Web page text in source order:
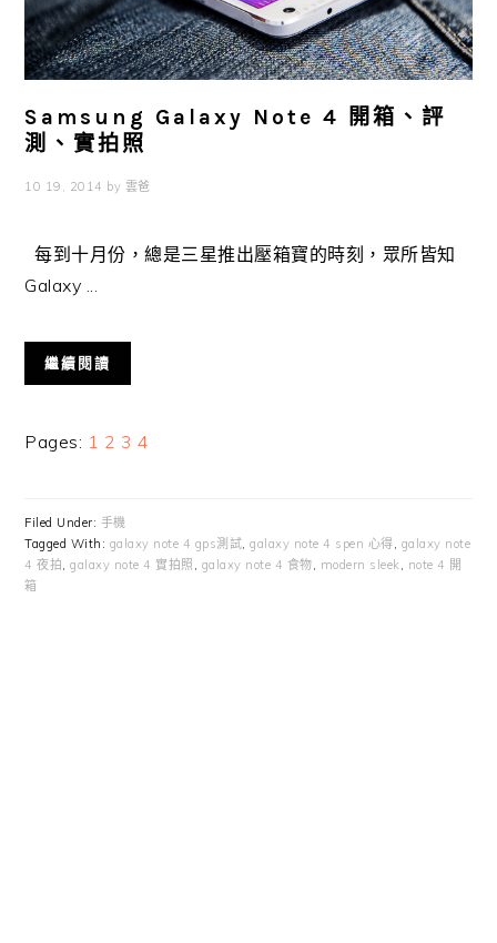
Samsung Galaxy Note 4 開箱、評
測、實拍照
10 19, 2014 by 雲爸
每到十月份，總是三星推出壓箱寶的時刻，眾所皆知
Galaxy ...
繼續閱讀
Pages: Page
1 Page
2 Page
3 Page
4
Filed Under: 手機
Tagged With: galaxy note 4 gps測試 ,galaxy note 4 spen 心得 galaxy note
4 夜拍 ,galaxy note 4 實拍照 galaxy note 4 食物 modern sleek
note 4 開
箱